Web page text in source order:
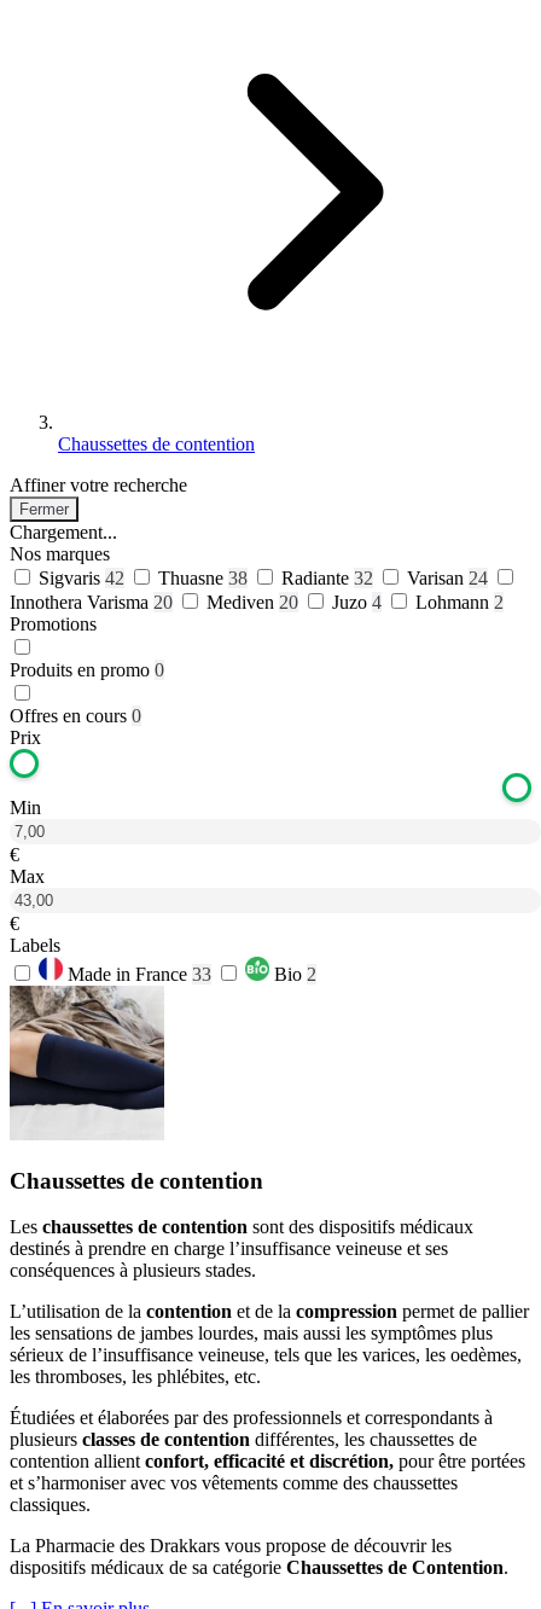
Chaussettes de contention
Affiner votre recherche
Fermer
Chargement...
Nos marques
Sigvaris 42 Thuasne 38 Radiante 32 Varisan 24
Innothera Varisma 20 Mediven 20 Juzo 4 Lohmann 2
Promotions
Produits en promo 0
Offres en cours 0
Prix
Min
€
Max
€
Labels
Made in France 33 Bio 2
Chaussettes de contention
Les chaussettes de contention sont des dispositifs médicaux
destinés à prendre en charge l’insuffisance veineuse et ses
conséquences à plusieurs stades.
L’utilisation de la contention et de la compression permet de pallier
les sensations de jambes lourdes, mais aussi les symptômes plus
sérieux de l’insuffisance veineuse, tels que les varices, les oedèmes,
les thromboses, les phlébites, etc.
Étudiées et élaborées par des professionnels et correspondants à
plusieurs classes de contention différentes, les chaussettes de
contention allientconfort, efficacité et discrétion, pour être portées
et s’harmoniser avec vos vêtements comme des chaussettes
classiques.
La Pharmacie des Drakkars vous propose de découvrir les
dispositifs médicaux de sa catégorie Chaussettes de Contention.